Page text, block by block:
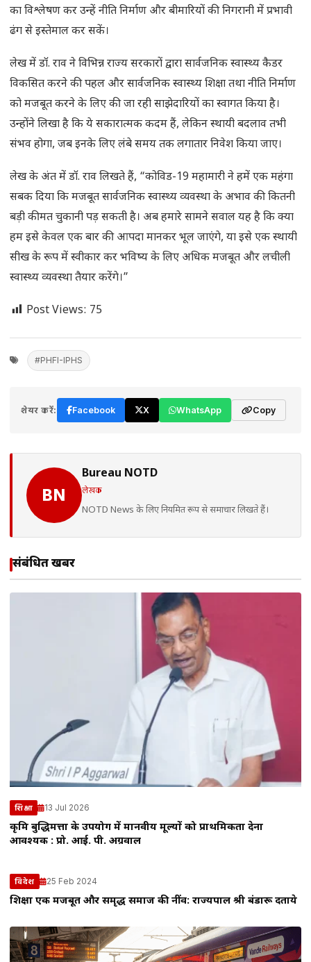
का विश्लेषण कर उन्हें नीति निर्माण और बीमारियों की निगरानी में प्रभावी
ढंग से इस्तेमाल कर सकें।
लेख में डॉ. राव ने विभिन्न राज्य सरकारों द्वारा सार्वजनिक स्वास्थ्य कैडर
विकसित करने की पहल और सार्वजनिक स्वास्थ्य शिक्षा तथा नीति निर्माण
को मजबूत करने के लिए की जा रही साझेदारियों का स्वागत किया है।
उन्होंने लिखा है कि ये सकारात्मक कदम हैं, लेकिन स्थायी बदलाव तभी
संभव होगा, जब इनके लिए लंबे समय तक लगातार निवेश किया जाए।
लेख के अंत में डॉ. राव लिखते हैं, “कोविड-19 महामारी ने हमें एक महंगा
सबक दिया कि मजबूत सार्वजनिक स्वास्थ्य व्यवस्था के अभाव की कितनी
बड़ी कीमत चुकानी पड़ सकती है। अब हमारे सामने सवाल यह है कि क्या
हम इसे केवल एक बार की आपदा मानकर भूल जाएंगे, या इसे एक स्थायी
सीख के रूप में स्वीकार कर भविष्य के लिए अधिक मजबूत और लचीली
स्वास्थ्य व्यवस्था तैयार करेंगे।”
Post Views: 75
#PHFI-IPHS
शेयर करें: Facebook X WhatsApp Copy
BN
Bureau NOTD
लेखक
NOTD News के लिए नियमित रूप से समाचार लिखते हैं।
संबंधित खबरें
शिक्षा 13 Jul 2026
कृत्रिम बुद्धिमत्ता के उपयोग में मानवीय मूल्यों को प्राथमिकता देना
आवश्यक : प्रो. आई. पी. अग्रवाल
विदेश 25 Feb 2024
शिक्षा एक मजबूत और समृद्ध समाज की नींव: राज्यपाल श्री बंडारू दतात्रेय